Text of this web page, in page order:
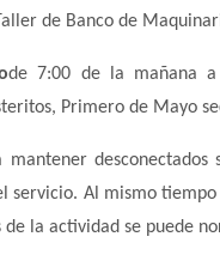
de Banco de
de 7:00 de la mañana
Primero de Mayo
mantener
servicio. Al mismo
de la actividad se puede